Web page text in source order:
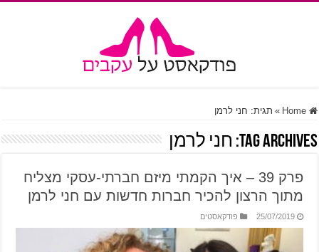
Home
» תגית: חני לרמן
Tag Archives: חני לרמן
פרק 39 – איך הקמתי מיזם חברתי-עסקי מצליח
מתוך הרצון להכיר חברות חדשות עם חני לרמן
25/07/2019 פודקאסטים